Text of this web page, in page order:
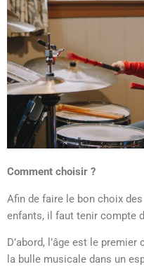
Comment choisir ?
Afin de faire le bon choix
enfants, il faut tenir compte
D’abord, l’âge est le
la bulle musicale dans un